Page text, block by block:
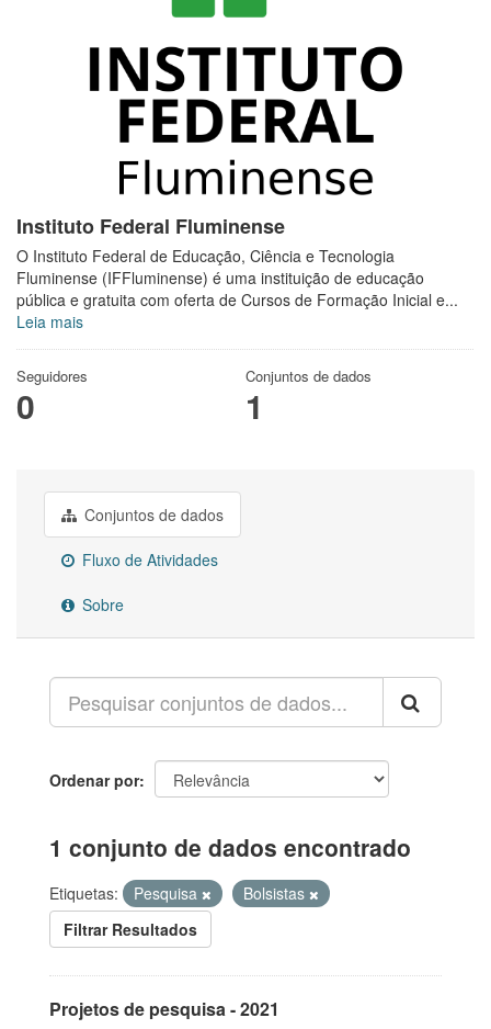
Instituto Federal Fluminense
O Instituto Federal de Educação, Ciência e Tecnologia
Fluminense (IFFluminense) é uma instituição de educação
pública e gratuita com oferta de Cursos de Formação Inicial e...
Leia mais
Seguidores
0
Conjuntos de dados
1
Conjuntos de dados
Fluxo de Atividades
Sobre
Ordenar por
1 conjunto de dados encontrado
Etiquetas: Pesquisa
Bolsistas
Filtrar Resultados
Projetos de pesquisa - 2021